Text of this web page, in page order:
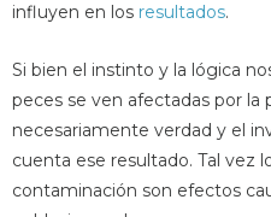
influyen en los resultados.
Si bien el instinto y la lógica
peces se ven afectadas por la
necesariamente verdad y el
cuenta ese resultado. Tal vez
contaminación son efectos